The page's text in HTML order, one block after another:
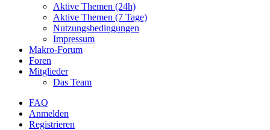
Aktive Themen (24h)
Aktive Themen (7 Tage)
Nutzungsbedingungen
Impressum
Makro-Forum
Foren
Mitglieder
Das Team
FAQ
Anmelden
Registrieren